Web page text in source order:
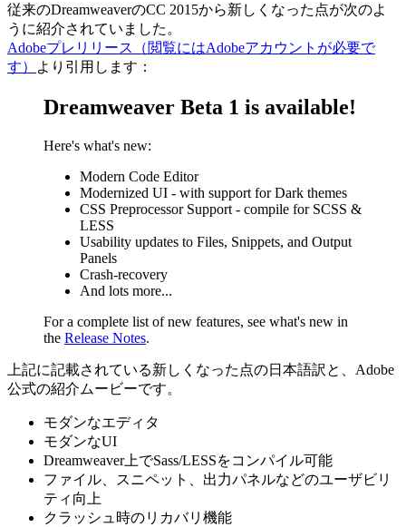
従来のDreamweaverのCC 2015から新しくなった点が次のよ
うに紹介されていました。
Adobeプレリリース（閲覧にはAdobeアカウントが必要で
す）
より引用します：
Dreamweaver Beta 1 is available!
Here's what's new:
Modern Code Editor
Modernized UI - with support for Dark themes
CSS Preprocessor Support - compile for SCSS &
LESS
Usability updates to Files, Snippets, and Output
Panels
Crash-recovery
And lots more...
For a complete list of new features, see what's new in
the Release Notes.
上記に記載されている新しくなった点の日本語訳と、Adobe
公式の紹介ムービーです。
モダンなエディタ
モダンなUI
Dreamweaver上でSass/LESSをコンパイル可能
ファイル、スニペット、出力パネルなどのユーザビリ
ティ向上
クラッシュ時のリカバリ機能